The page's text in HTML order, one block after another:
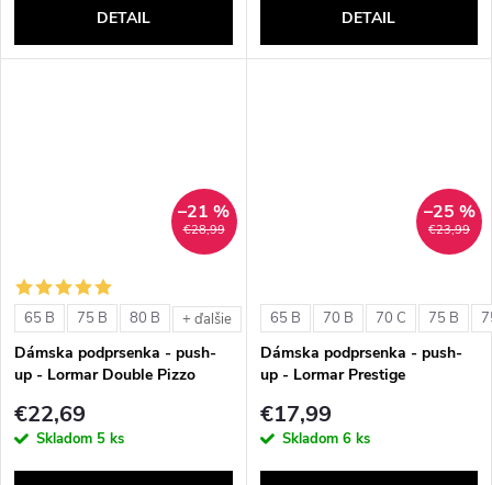
DETAIL DETAIL
€28,99
–21 %
65 B 75 B 80 B + ďalšie
Dámska podprsenka - push-
up - Lormar Double Pizzo
€22,69
Skladom 5 ks
€23,99
–25 %
65 B 70 B 70 C 75 B
Dámska podprsenka - push-
up - Lormar Prestige
€17,99
Skladom 6 ks